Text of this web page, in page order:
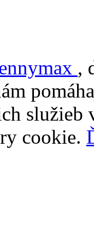
,
služieb
cookie.